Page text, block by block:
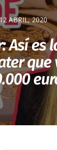
ABRIL, 2020
Así es
que